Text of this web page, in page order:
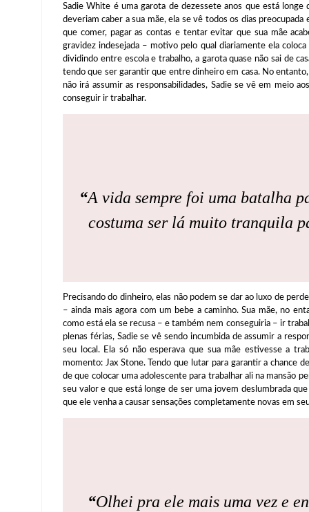
Sadie White é uma garota de dezessete anos que está
deveriam caber a sua mãe, ela se vê todos os dias
que comer, pagar as contas e tentar evitar que sua mãe
gravidez indesejada – motivo pelo qual diariamente ela
dividindo entre escola e trabalho, a garota quase não sai de
tendo que ser garantir que entre dinheiro em casa. No
não irá assumir as responsabilidades, Sadie se vê em meio
conseguir ir trabalhar.
“A vida sempre foi uma batalha
costuma ser lá muito tranquila
Precisando do dinheiro, elas não podem se dar ao luxo de
– ainda mais agora com um bebe a caminho. Sua mãe, no
como está ela se recusa – e também nem conseguiria – ir
plenas férias, Sadie se vê sendo incumbida de assumir a
seu local. Ela só não esperava que sua mãe estivesse a
momento: Jax Stone. Tendo que lutar para garantir a chance
de que colocar uma adolescente para trabalhar ali na mansão
seu valor e que está longe de ser uma jovem deslumbrada
que ele venha a causar sensações completamente novas em
“Olhei pra ele mais uma vez e